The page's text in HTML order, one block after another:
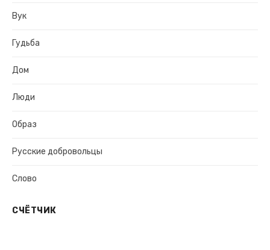
Вук
Гудьба
Дом
Люди
Образ
Русские добровольцы
Слово
СЧЁТЧИК